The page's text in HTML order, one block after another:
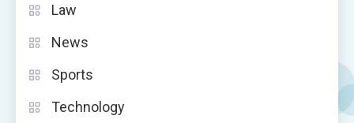
Law
News
Sports
Technology